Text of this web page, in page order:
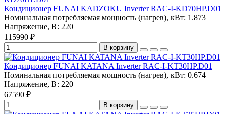
Кондиционер FUNAI KADZOKU Inverter RAC-I-KD70HP.D01
Номинальная потребляемая мощность (нагрев), кВт: 1.873
Напряжение, В: 220
115990 ₽
В корзину
Кондиционер FUNAI KATANA Inverter RAC-I-KT30HP.D01
Номинальная потребляемая мощность (нагрев), кВт: 0.674
Напряжение, В: 220
67590 ₽
В корзину